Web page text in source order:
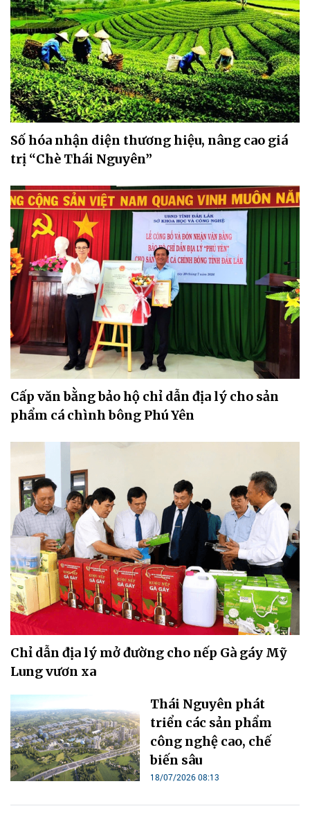
Số hóa nhận diện thương hiệu, nâng cao giá
trị “Chè Thái Nguyên”
Cấp văn bằng bảo hộ chỉ dẫn địa lý cho sản
phẩm cá chình bông Phú Yên
Chỉ dẫn địa lý mở đường cho nếp Gà gáy Mỹ
Lung vươn xa
Thái Nguyên phát
triển các sản phẩm
công nghệ cao, chế
biến sâu
18/07/2026 08:13